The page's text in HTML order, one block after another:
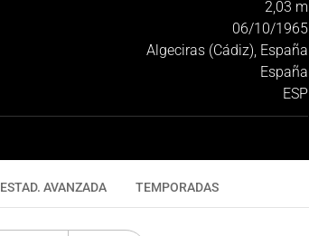
2,03 m
06/10/1965
Algeciras (Cádiz), España
España
ESP
ESTAD. AVANZADA TEMPORADAS